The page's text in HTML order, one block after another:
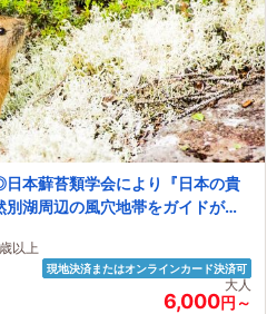
日本蘚苔類学会により『日本の貴
湖周辺の風穴地帯をガイドがご
リー、女性、初めての方も安心
以上
現地決済またはオンラインカード決済可
大人
6,000円～